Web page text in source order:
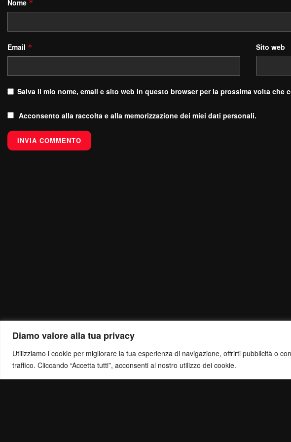
Diamo valore alla tua privacy
Utilizziamo i cookie per migliorare la tua esperienza di navigazione, offrirti pubblicità o
traffico. Cliccando “Accetta tutti”, acconsenti al nostro utilizzo dei cookie.
Nome *
Email * Sito web
Salva il mio nome, email e sito web in questo browser per la prossima volta che
Acconsento alla raccolta e alla memorizzazione dei miei dati personali.